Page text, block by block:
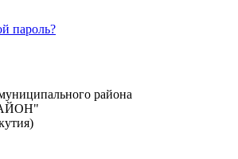
пароль?
района